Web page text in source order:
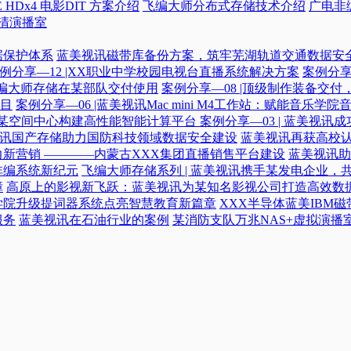
HDx4 电影DIT 方案介绍 飞编大师分布式存储技术介绍 广电非
演播室
护体系 蓝美视讯磁带库备份方案，筑牢芜湖轨道交通数据安
分享—12 |XX职业中学校园电视台直播系统解决方案 案例分
大师存储在某部队交付使用 案例分享—08 |顶级制作装备交付
案例分享—06 |蓝美视讯Mac mini M4工作站：赋能音乐学院
空间中心构建高性能智能计算平台​ 案例分享—03 | 蓝美视讯成
国产存储助力国防科技领域数据安全建设 蓝美视讯再获高校
新营销 ————内蒙古XXX集团直播销售平台建设 蓝美视讯
系统新纪元 飞编大师存储系列 | 蓝美视讯携手某发电企业
高原上的影视新飞跃：蓝美视讯为某知名影视公司打造高效数
升级提词器系统点亮智慧教育新篇章 XXX半导体蓝美IBM磁
务 蓝美视讯在石油行业的案例 某消防支队万兆NAS+虚拟演播